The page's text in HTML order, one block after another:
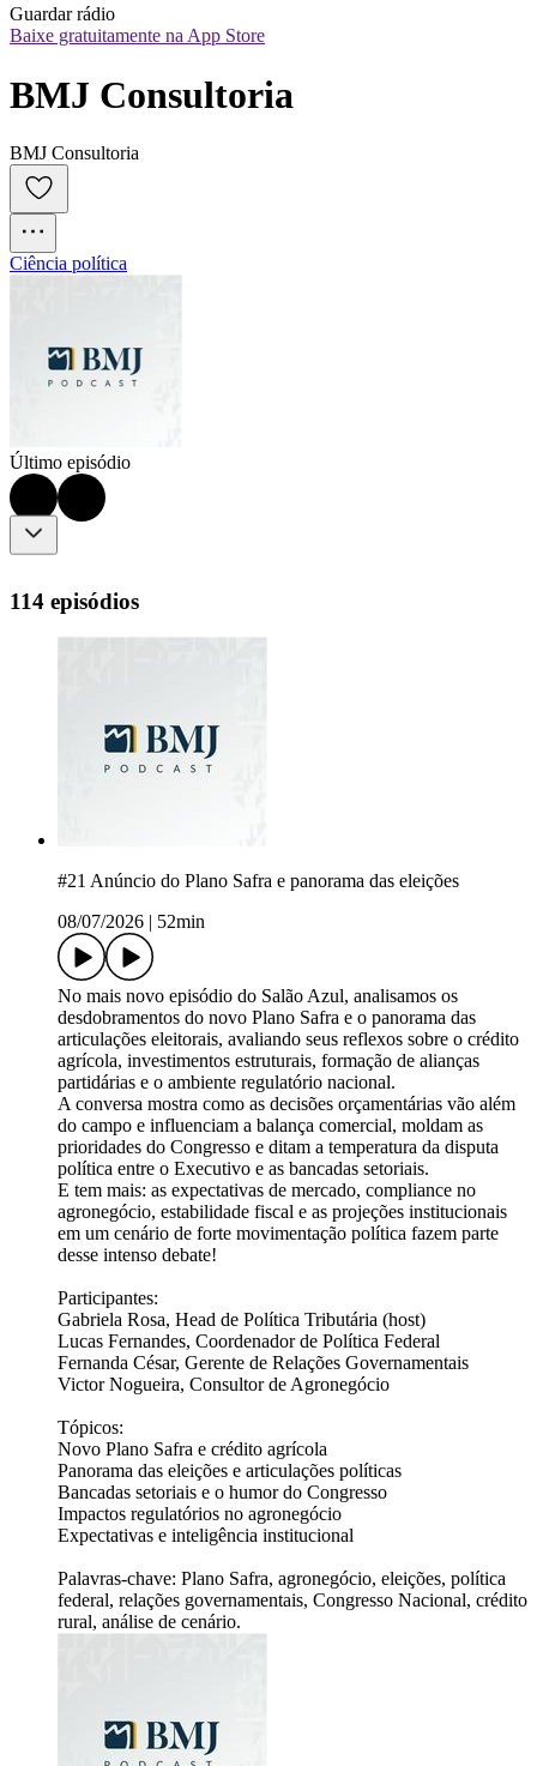
Guardar rádio
Baixe gratuitamente na App Store
BMJ Consultoria
BMJ Consultoria
Ciência política
Último episódio
114 episódios
#21 Anúncio do Plano Safra e panorama das eleições
08/07/2026
52min
No mais novo episódio do Salão Azul, analisamos os
desdobramentos do novo Plano Safra e o panorama das
articulações eleitorais, avaliando seus reflexos sobre o crédito
agrícola, investimentos estruturais, formação de alianças
partidárias e o ambiente regulatório nacional.
A conversa mostra como as decisões orçamentárias vão além
do campo e influenciam a balança comercial, moldam as
prioridades do Congresso e ditam a temperatura da disputa
política entre o Executivo e as bancadas setoriais.
E tem mais: as expectativas de mercado, compliance no
agronegócio, estabilidade fiscal e as projeções institucionais
em um cenário de forte movimentação política fazem parte
desse intenso debate!
Participantes:
Gabriela Rosa, Head de Política Tributária (host)
Lucas Fernandes, Coordenador de Política Federal
Fernanda César, Gerente de Relações Governamentais
Victor Nogueira, Consultor de Agronegócio
Tópicos:
Novo Plano Safra e crédito agrícola
Panorama das eleições e articulações políticas
Bancadas setoriais e o humor do Congresso
Impactos regulatórios no agronegócio
Expectativas e inteligência institucional
Palavras-chave: Plano Safra, agronegócio, eleições, política
federal, relações governamentais, Congresso Nacional, crédito
rural, análise de cenário.